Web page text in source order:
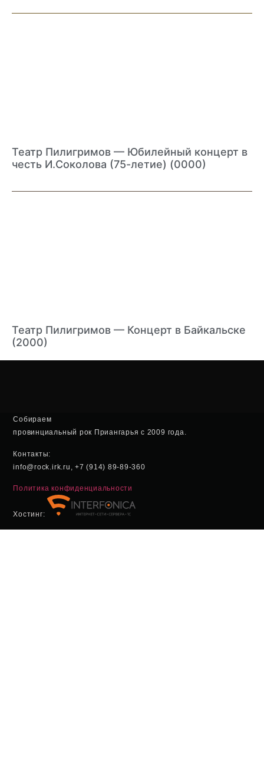
Театр Пилигримов — Юбилейный концерт в
честь И.Соколова (75-летие) (0000)
Театр Пилигримов — Концерт в Байкальске
(2000)
Собираем
провинциальный рок Приангарья с 2009 года.
Контакты:
info@rock.irk.ru, +7 (914) 89-89-360
Политика конфиденциальности
Хостинг: